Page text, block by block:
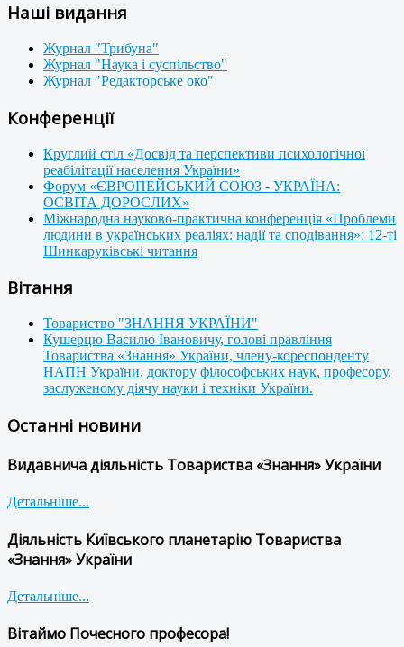
Наші видання
Журнал "Трибуна"
Журнал "Наука і суспільство"
Журнал "Редакторське око"
Конференції
Круглий стіл «Досвід та перспективи психологічної
реабілітації населення України»
Форум «ЄВРОПЕЙСЬКИЙ СОЮЗ - УКРАЇНА:
ОСВІТА ДОРОСЛИХ»
Міжнародна науково-практична конференція «Проблеми
людини в українських реаліях: надії та сподівання»: 12-ті
Шинкаруківські читання
Вітання
Товариство "ЗНАННЯ УКРАЇНИ"
Кушерцю Василю Івановичу, голові правління
Товариства «Знання» України, члену-кореспонденту
НАПН України, доктору філософських наук, професору,
заслуженому діячу науки і техніки України.
Останні новини
Видавнича діяльність Товариства «Знання» України
Детальніше...
Діяльність Київського планетарію Товариства
«Знання» України
Детальніше...
Вітаймо Почесного професора!